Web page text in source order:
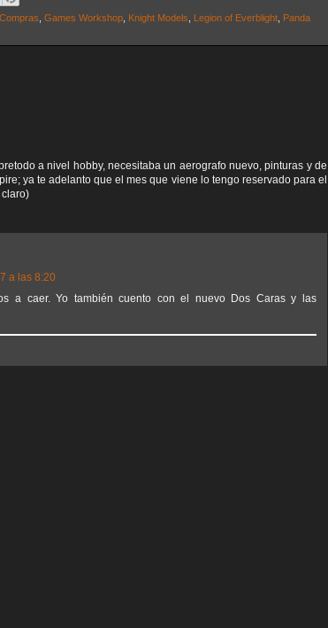
Compras, Games Workshop, Knight Models, Legion of Everblight, Panda
a nivel hobby, necesitaba un aerografo nuevo, pinturas y de
ya te adelanto que el mes que viene lo tengo reservado para el
claro)
a las 8:20
a caer. Yo también cuento con el nuevo Dos Caras y las